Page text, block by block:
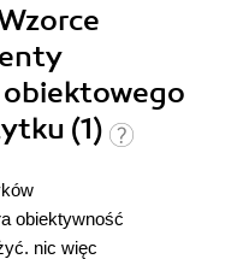
(1)
obiektywność
nic więc